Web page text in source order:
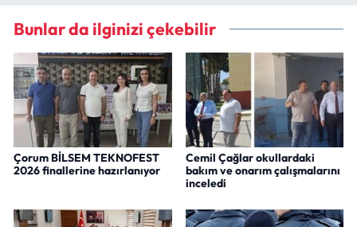
Bunlar da ilginizi çekebilir
Çorum BİLSEM TEKNOFEST
2026 finallerine hazırlanıyor
Cemil Çağlar okullardaki
bakım ve onarım çalışmalarını
inceledi